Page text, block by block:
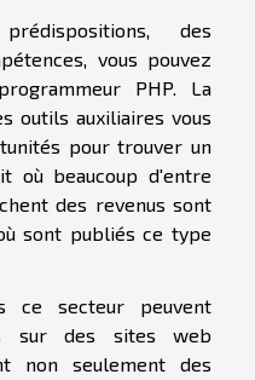
des
vous pouvez
PHP. La
outils auxiliaires vous
pour trouver un
où beaucoup d'entre
des revenus sont
sont publiés ce type
ce secteur peuvent
sur des sites web
non seulement des